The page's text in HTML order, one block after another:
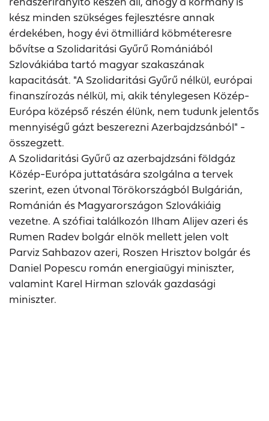
kész minden szükséges fejlesztésre annak
érdekében, hogy évi ötmilliárd köbméteresre
bővítse a Szolidaritási Gyűrű Romániából
Szlovákiába tartó magyar szakaszának
kapacitását. "A Szolidaritási Gyűrű nélkül, európai
finanszírozás nélkül, mi, akik ténylegesen Közép-
Európa középső részén élünk, nem tudunk jelentős
mennyiségű gázt beszerezni Azerbajdzsánból" -
összegzett.
A Szolidaritási Gyűrű az azerbajdzsáni földgáz
Közép-Európa juttatására szolgálna a tervek
szerint, ezen útvonal Törökországból Bulgárián,
Románián és Magyarországon Szlovákiáig
vezetne. A szófiai találkozón Ilham Alijev azeri és
Rumen Radev bolgár elnök mellett jelen volt
Parviz Sahbazov azeri, Roszen Hrisztov bolgár és
Daniel Popescu román energiaügyi miniszter,
valamint Karel Hirman szlovák gazdasági
miniszter.